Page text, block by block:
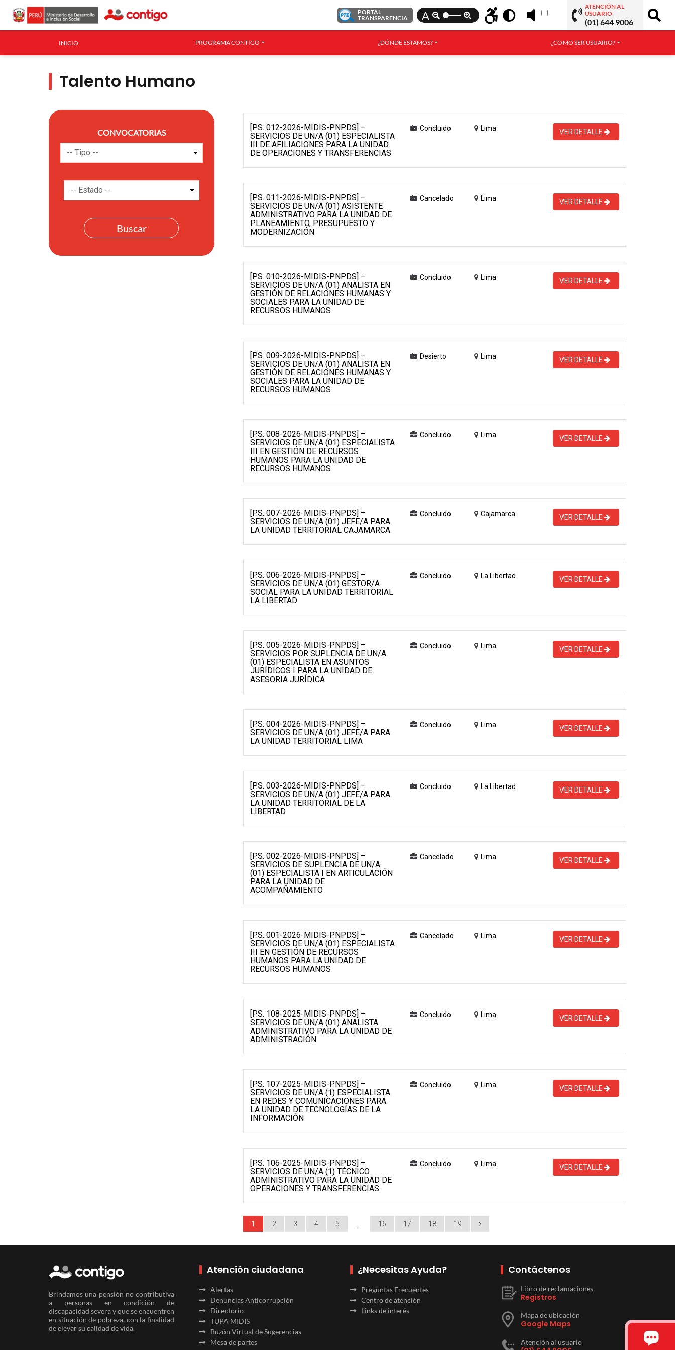
PORTAL
TRANSPARENCIA
A
ATENCIÓN AL
USUARIO
(01) 644 9006
INICIO PROGRAMA CONTIGO ¿DÓNDE ESTAMOS? ¿COMO SER USUARIO?
Talento Humano
CONVOCATORIAS
[P.S. 012-2026-MIDIS-PNPDS] –
SERVICIOS DE UN/A (01) ESPECIALISTA
III DE AFILIACIONES PARA LA UNIDAD
DE OPERACIONES Y TRANSFERENCIAS
Concluido Lima VER DETALLE
[P.S. 011-2026-MIDIS-PNPDS] –
SERVICIOS DE UN/A (01) ASISTENTE
ADMINISTRATIVO PARA LA UNIDAD DE
PLANEAMIENTO, PRESUPUESTO Y
MODERNIZACIÓN
Cancelado Lima VER DETALLE
[P.S. 010-2026-MIDIS-PNPDS] –
SERVICIOS DE UN/A (01) ANALISTA EN
GESTIÓN DE RELACIONES HUMANAS Y
SOCIALES PARA LA UNIDAD DE
RECURSOS HUMANOS
Concluido Lima VER DETALLE
[P.S. 009-2026-MIDIS-PNPDS] –
SERVICIOS DE UN/A (01) ANALISTA EN
GESTIÓN DE RELACIONES HUMANAS Y
SOCIALES PARA LA UNIDAD DE
RECURSOS HUMANOS
Desierto Lima VER DETALLE
[P.S. 008-2026-MIDIS-PNPDS] –
SERVICIOS DE UN/A (01) ESPECIALISTA
III EN GESTIÓN DE RECURSOS
HUMANOS PARA LA UNIDAD DE
RECURSOS HUMANOS
Concluido Lima VER DETALLE
[P.S. 007-2026-MIDIS-PNPDS] –
SERVICIOS DE UN/A (01) JEFE/A PARA
LA UNIDAD TERRITORIAL CAJAMARCA
Concluido Cajamarca VER DETALLE
[P.S. 006-2026-MIDIS-PNPDS] –
SERVICIOS DE UN/A (01) GESTOR/A
SOCIAL PARA LA UNIDAD TERRITORIAL
LA LIBERTAD
Concluido La Libertad VER DETALLE
[P.S. 005-2026-MIDIS-PNPDS] –
SERVICIOS POR SUPLENCIA DE UN/A
(01) ESPECIALISTA EN ASUNTOS
JURÍDICOS I PARA LA UNIDAD DE
ASESORIA JURÍDICA
Concluido Lima VER DETALLE
[P.S. 004-2026-MIDIS-PNPDS] –
SERVICIOS DE UN/A (01) JEFE/A PARA
LA UNIDAD TERRITORIAL LIMA
Concluido Lima VER DETALLE
[P.S. 003-2026-MIDIS-PNPDS] –
SERVICIOS DE UN/A (01) JEFE/A PARA
LA UNIDAD TERRITORIAL DE LA
LIBERTAD
Concluido La Libertad VER DETALLE
[P.S. 002-2026-MIDIS-PNPDS] –
SERVICIOS DE SUPLENCIA DE UN/A
(01) ESPECIALISTA I EN ARTICULACIÓN
PARA LA UNIDAD DE
ACOMPAÑAMIENTO
Cancelado Lima VER DETALLE
[P.S. 001-2026-MIDIS-PNPDS] –
SERVICIOS DE UN/A (01) ESPECIALISTA
III EN GESTIÓN DE RECURSOS
HUMANOS PARA LA UNIDAD DE
RECURSOS HUMANOS
Cancelado Lima VER DETALLE
[P.S. 108-2025-MIDIS-PNPDS] –
SERVICIOS DE UN/A (01) ANALISTA
ADMINISTRATIVO PARA LA UNIDAD DE
ADMINISTRACIÓN
Concluido Lima VER DETALLE
[P.S. 107-2025-MIDIS-PNPDS] –
SERVICIOS DE UN/A (1) ESPECIALISTA
EN REDES Y COMUNICACIONES PARA
LA UNIDAD DE TECNOLOGÍAS DE LA
INFORMACIÓN
Concluido Lima VER DETALLE
[P.S. 106-2025-MIDIS-PNPDS] –
SERVICIOS DE UN/A (1) TÉCNICO
ADMINISTRATIVO PARA LA UNIDAD DE
OPERACIONES Y TRANSFERENCIAS
Concluido Lima VER DETALLE
1 2 3 4 5 16 17 18 19
Brindamos una pensión no contributiva
a personas en condición de
discapacidad severa y que se encuentren
en situación de pobreza, con la finalidad
de elevar su calidad de vida.
Atención ciudadana
Alertas
Denuncias Anticorrupción
Directorio
TUPA MIDIS
Buzón Virtual de Sugerencias
Mesa de partes
¿Necesitas Ayuda?
Preguntas Frecuentes
Centro de atención
Links de interés
Contáctenos
Libro de reclamaciones
Registros
Mapa de ubicación
Google Maps
Atención al usuario